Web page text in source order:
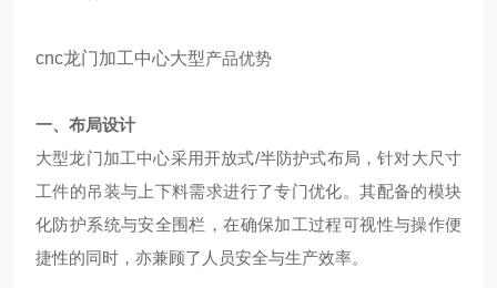
cnc龙门加工中心大型产品优势
一、布局设计
大型龙门加工中心采用开放式/半防护式布局，针对大尺寸
工件的吊装与上下料需求进行了专门优化。其配备的模块
化防护系统与安全围栏，在确保加工过程可视性与操作便
捷性的同时，亦兼顾了人员安全与生产效率。